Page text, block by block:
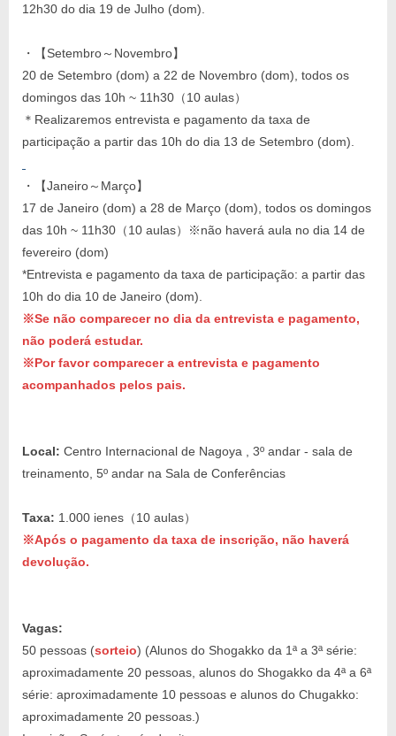
12h30 do dia 19 de Julho (dom).
・【Setembro～Novembro】
20 de Setembro (dom) a 22 de Novembro (dom), todos os
domingos das 10h ~ 11h30（10 aulas）
＊Realizaremos entrevista e pagamento da taxa de
participação a partir das 10h do dia 13 de Setembro (dom).
・【Janeiro～Março】
17 de Janeiro (dom) a 28 de Março (dom), todos os domingos
das 10h ~ 11h30（10 aulas）※não haverá aula no dia 14 de
fevereiro (dom)
*Entrevista e pagamento da taxa de participação: a partir das
10h do dia 10 de Janeiro (dom).
※Se não comparecer no dia da entrevista e pagamento,
não poderá estudar.
※Por favor comparecer a entrevista e pagamento
acompanhados pelos pais.
Local: Centro Internacional de Nagoya , 3º andar - sala de
treinamento, 5º andar na Sala de Conferências
Taxa: 1.000 ienes（10 aulas）
※Após o pagamento da taxa de inscrição, não haverá
devolução.
Vagas:
50 pessoas (sorteio) (Alunos do Shogakko da 1ª a 3ª série:
aproximadamente 20 pessoas, alunos do Shogakko da 4ª a 6ª
série: aproximadamente 10 pessoas e alunos do Chugakko:
aproximadamente 20 pessoas.)